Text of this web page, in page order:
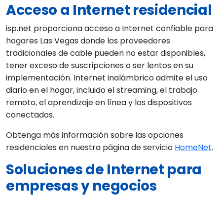
Acceso a Internet residencial
isp.net proporciona acceso a Internet confiable para
hogares Las Vegas donde los proveedores
tradicionales de cable pueden no estar disponibles,
tener exceso de suscripciones o ser lentos en su
implementación. Internet inalámbrico admite el uso
diario en el hogar, incluido el streaming, el trabajo
remoto, el aprendizaje en línea y los dispositivos
conectados.
Obtenga más información sobre las opciones
residenciales en nuestra página de servicio HomeNet.
Soluciones de Internet para
empresas y negocios